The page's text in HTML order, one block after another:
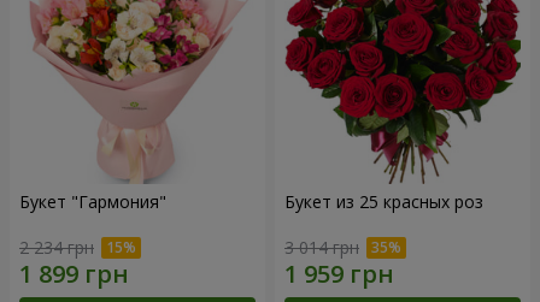
Букет "Гармония"
2 234 грн
Букет из 25 красных роз
3 014 грн